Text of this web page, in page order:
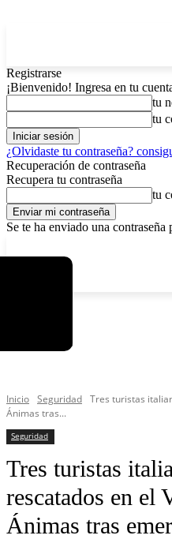
Registrarse
¡Bienvenido! Ingresa en tu
tu
tu
¿Olvidaste tu contraseña?
Recuperación de contraseña
Recupera tu contraseña
tu
Se te ha enviado una
Inicio Seguridad Tres turistas
Ánimas tras...
Seguridad
Tres turistas
rescatados en el
Ánimas tras